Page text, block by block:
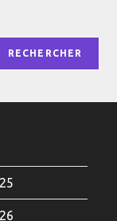
RECHERCHER